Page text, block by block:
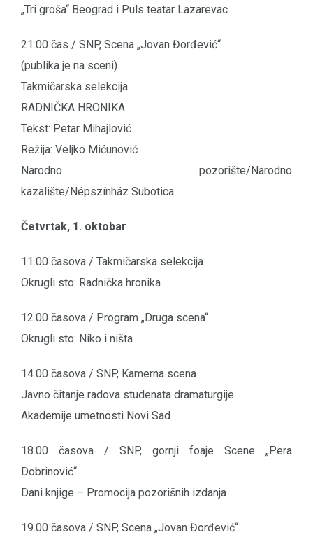
„Tri groša“ Beograd i Puls teatar Lazarevac
21.00 čas / SNP, Scena „Jovan Đorđević“
(publika je na sceni)
Takmičarska selekcija
RADNIČKA HRONIKA
Tekst: Petar Mihajlović
Režija: Veljko Mićunović
Narodno pozorište/Narodno
kazalište/Népszínház Subotica
Četvrtak, 1. oktobar
11.00 časova / Takmičarska selekcija
Okrugli sto: Radnička hronika
12.00 časova / Program „Druga scena“
Okrugli sto: Niko i ništa
14.00 časova / SNP, Kamerna scena
Javno čitanje radova studenata dramaturgije
Akademije umetnosti Novi Sad
18.00 časova / SNP, gornji foaje Scene „Pera
Dobrinović“
Dani knjige – Promocija pozorišnih izdanja
19.00 časova / SNP, Scena „Jovan Đorđević“